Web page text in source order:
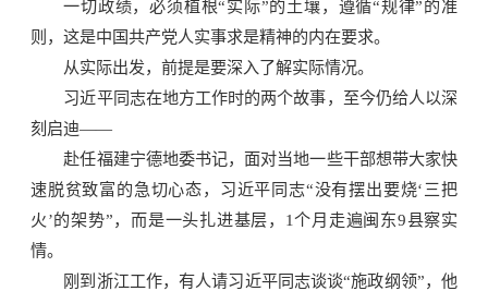
一切政绩，必须植根“实际”的土壤，遵循“规律”的准
则，这是中国共产党人实事求是精神的内在要求。
从实际出发，前提是要深入了解实际情况。
习近平同志在地方工作时的两个故事，至今仍给人以深
刻启迪——
赴任福建宁德地委书记，面对当地一些干部想带大家快
速脱贫致富的急切心态，习近平同志“没有摆出要烧‘三把
火’的架势”，而是一头扎进基层，1个月走遍闽东9县察实
情。
刚到浙江工作，有人请习近平同志谈谈“施政纲领”，他